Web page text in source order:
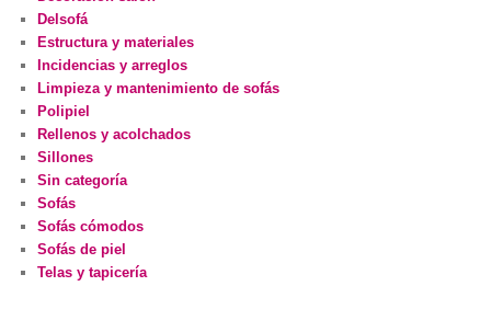
Delsofá
Estructura y materiales
Incidencias y arreglos
Limpieza y mantenimiento de sofás
Polipiel
Rellenos y acolchados
Sillones
Sin categoría
Sofás
Sofás cómodos
Sofás de piel
Telas y tapicería